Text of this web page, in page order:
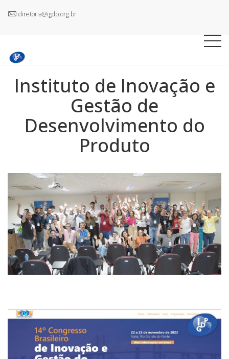
diretoria@igdp.org.br
Instituto de Inovação e
Gestão de
Desenvolvimento do
Produto